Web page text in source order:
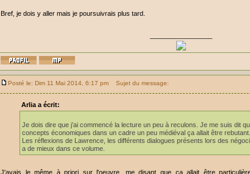
Bref, je dois y aller mais je poursuivrais plus tard.
Posté le: Dim 11 Mai 2014, 6:17 pm Sujet du message:
Arlia a écrit:
Je dois dire que j’ai commencé la lecture un peu à reculons. Je me suis dit
concepts économiques dans un cadre un peu médiéval ça allait être
Les réflexions de Lawrence, les différents dialogues présents lors des
a de mieux dans ce volume.
J'avais le même à priori sur l'oeuvre, me disant que ça allait être